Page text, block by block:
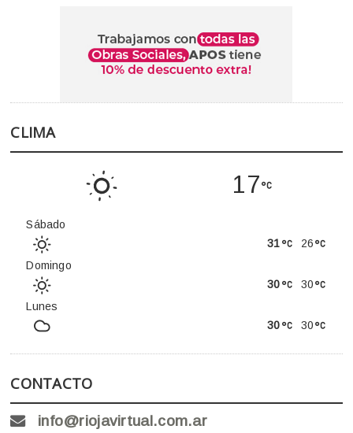
CLIMA
17
Sábado
26
31
Domingo
30
30
Lunes
30
30
CONTACTO
info@riojavirtual.com.ar